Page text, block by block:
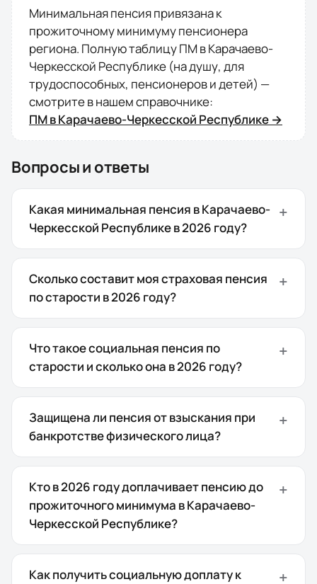
Минимальная пенсия привязана к
прожиточному минимуму пенсионера
региона. Полную таблицу ПМ вКарачаево-
Черкесской Республике (на душу, для
трудоспособных, пенсионеров и детей) —
смотрите в нашем справочнике:
ПМ вКарачаево-Черкесской Республике →
Вопросы и ответы
Какая минимальная пенсия в Карачаево-
Черкесской Республике в 2026 году?
Сколько составит моя страховая пенсия
по старости в 2026 году?
Что такое социальная пенсия по
старости и сколько она в 2026 году?
Защищена ли пенсия от взыскания при
банкротстве физического лица?
Кто в 2026 году доплачивает пенсию до
прожиточного минимума в Карачаево-
Черкесской Республике?
Как получить социальную доплату к